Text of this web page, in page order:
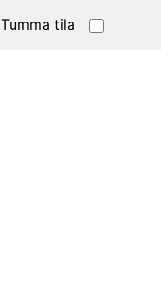
Tumma tila